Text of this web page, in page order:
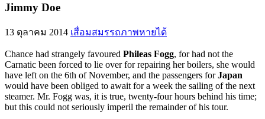
Jimmy Doe
13 ตุลาคม 2014 เสื่อมสมรรถภาพหายได้
Chance had strangely favoured Phileas Fogg, for had not the
Carnatic been forced to lie over for repairing her boilers, she would
have left on the 6th of November, and the passengers forJapan
would have been obliged to await for a week the sailing of the next
steamer. Mr. Fogg was, it is true, twenty-four hours behind his time;
but this could not seriously imperil the remainder of his tour.